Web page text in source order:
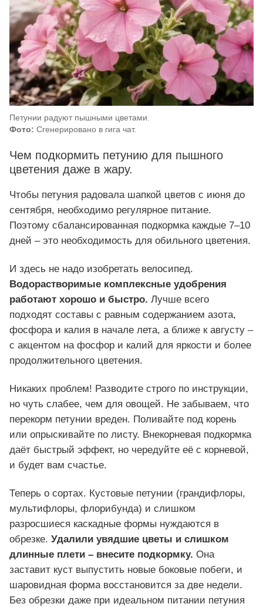
Петунии радуют пышными цветами.
Фото: Сгенерировано в гига чат.
Чем подкормить петунию для пышного
цветения даже в жару.
Чтобы петуния радовала шапкой цветов с июня до
сентября, необходимо регулярное питание.
Поэтому сбалансированная подкормка каждые 7–10
дней – это необходимость для обильного цветения.
И здесь не надо изобретать велосипед.
Водорастворимые комплексные удобрения
работают хорошо и быстро. Лучше всего
подходят составы с равным содержанием азота,
фосфора и калия в начале лета, а ближе к августу –
с акцентом на фосфор и калий для яркости и более
продолжительного цветения.
Никаких проблем! Разводите строго по инструкции,
но чуть слабее, чем для овощей. Не забываем, что
перекорм петунии вреден. Поливайте под корень
или опрыскивайте по листу. Внекорневая подкормка
даёт быстрый эффект, но чередуйте её с корневой,
и будет вам счастье.
Теперь о сортах. Кустовые петунии (грандифлоры,
мультифлоры, флорибунда) и слишком
разросшиеся каскадные формы нуждаются в
обрезке. Удалили увядшие цветы и слишком
длинные плети – внесите подкормку. Она
заставит куст выпустить новые боковые побеги, и
шаровидная форма восстановится за две недели.
Без обрезки даже при идеальном питании петуния